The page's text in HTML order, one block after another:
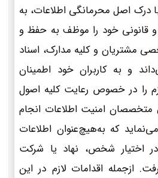
درک اصل محرمانگی اطلاعات، به
و قانونی خود را موظف به حفظ و
مشتریان و کلیه مدارک، اسناد
و به کاربران خود اطمینان
را در خصوص رعایت کلیه اصول
متخصصان امنیت اطلاعات انجام
که به‌هیچ‌عنوان اطلاعات
اختیار شخص، نهاد یا شرکت
ازجمله اقدامات لازم در این